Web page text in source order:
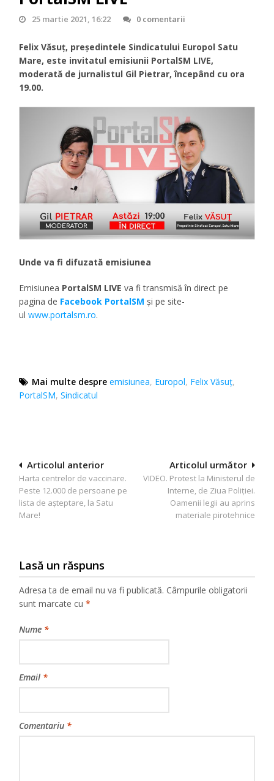
25 martie 2021, 16:22 0 comentarii
Felix Văsuț, președintele Sindicatului Europol Satu
Mare, este invitatul emisiunii PortalSM LIVE,
moderată de jurnalistul Gil Pietrar, începând cu ora
19.00.
Unde va fi difuzată emisiunea
Emisiunea PortalSM LIVEva fi transmisă în direct pe
pagina de Facebook PortalSM și pe site-
ulwww.portalsm.ro.
Mai multe despre emisiunea, Europol, Felix Văsuţ,
PortalSM,Sindicatul
Navigare
în
articole
Articolul următor
VIDEO. Protest la Ministerul de
Interne, de Ziua Poliției.
Oamenii legii au aprins
materiale pirotehnice
Articolul anterior
Harta centrelor de vaccinare.
Peste 12.000 de persoane pe
lista de așteptare, la Satu
Mare!
Lasă un răspuns
Adresa ta de email nu va fi publicată. Câmpurile obligatorii
sunt marcate cu*
Nume *
Email *
Comentariu *